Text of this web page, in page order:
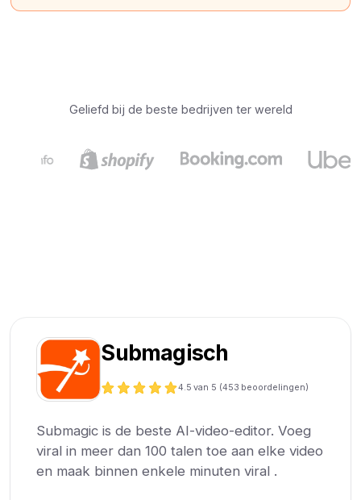
Geliefd bij de beste bedrijven ter wereld
Submagisch
4.5 van 5 (453 beoordelingen)
Submagic is de beste AI-video-editor. Voeg
viral in meer dan 100 talen toe aan elke video
en maak binnen enkele minuten viral .